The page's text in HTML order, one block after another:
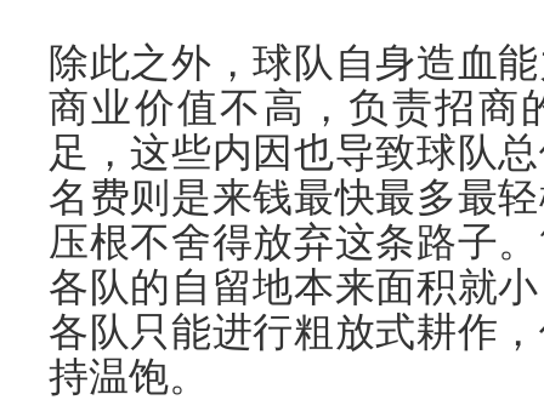
除此之外，球队自身造血
商业价值不高，负责招商
足，这些内因也导致球队
名费则是来钱最快最多最
压根不舍得放弃这条路子
各队的自留地本来面积就
各队只能进行粗放式耕作
持温饱。